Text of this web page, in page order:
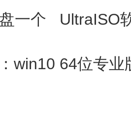
一个 UltraISO
win10 64位专业